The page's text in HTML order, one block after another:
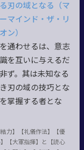
刃の域となる（マ
マインド・ザ・リ
ン）
を通わせるは、意志
を互いに与えるだ
ず。其は未知なる
刃の域の技巧とな
掌握する者とな
結力】【礼儀作法】【優
】【大軍指揮】と【読心